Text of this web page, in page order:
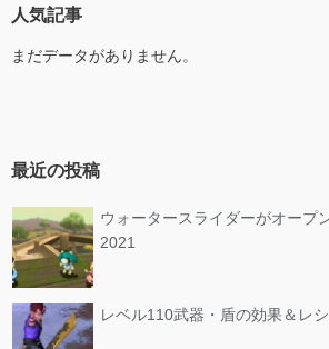
人気記事
まだデータがありません。
最近の投稿
ウォータースライダーがオープ
2021
レベル110武器・盾の効果＆レシ